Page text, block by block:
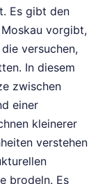
Es gibt den
vorgibt,
versuchen,
In diesem
zwischen
einer
kleinerer
verstehen
brodeln. Es